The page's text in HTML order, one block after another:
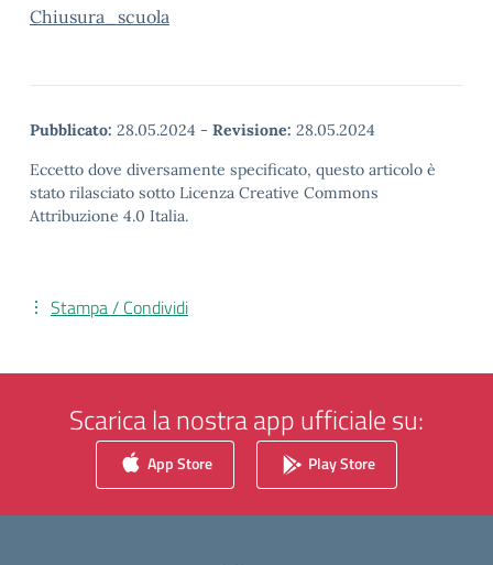
Chiusura_scuola
Pubblicato: 28.05.2024 - Revisione: 28.05.2024
Eccetto dove diversamente specificato, questo articolo è
stato rilasciato sotto Licenza Creative Commons
Attribuzione 4.0 Italia.
Stampa / Condividi
Scarica la nostra app ufficiale su:
App Store Play Store